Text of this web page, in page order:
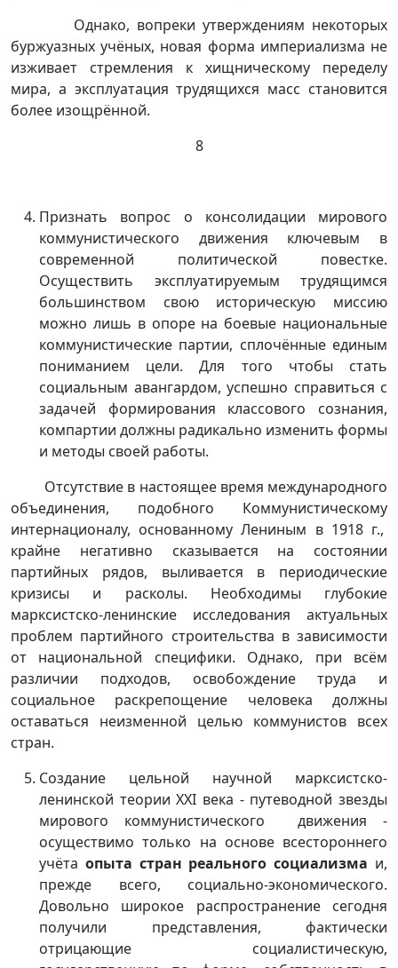
Однако, вопреки утверждениям некоторых
буржуазных учёных, новая форма империализма не
изживает стремления к хищническому переделу
мира, а эксплуатация трудящихся масс становится
более изощрённой.
8
Признать вопрос о консолидации мирового
коммунистического движения ключевым в
современной политической повестке.
Осуществить эксплуатируемым трудящимся
большинством свою историческую миссию
можно лишь в опоре на боевые национальные
коммунистические партии, сплочённые единым
пониманием цели. Для того чтобы стать
социальным авангардом, успешно справиться с
задачей формирования классового сознания,
компартии должны радикально изменить формы
и методы своей работы.
Отсутствие в настоящее время международного
объединения, подобного Коммунистическому
интернационалу, основанному Лениным в 1918 г.,
крайне негативно сказывается на состоянии
партийных рядов, выливается в периодические
кризисы и расколы. Необходимы глубокие
марксистско-ленинские исследования актуальных
проблем партийного строительства в зависимости
от национальной специфики. Однако, при всём
различии подходов, освобождение труда и
социальное раскрепощение человека должны
оставаться неизменной целью коммунистов всех
стран.
Создание цельной научной марксистско-
ленинской теории XXI века - путеводной звезды
мирового коммунистического движения -
осуществимо только на основе всестороннего
учёта опыта стран реального социализма и,
прежде всего, социально-экономического.
Довольно широкое распространение сегодня
получили представления, фактически
отрицающие социалистическую,